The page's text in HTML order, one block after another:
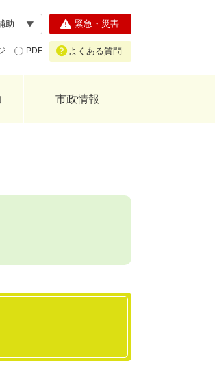
助
PDF
緊急・災害
よくある質問
市政情報